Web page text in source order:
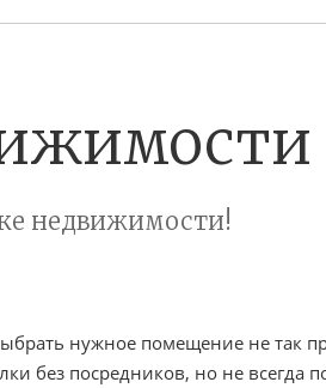
недвижимости!
нужное помещение не так
без посредников, но не всегда